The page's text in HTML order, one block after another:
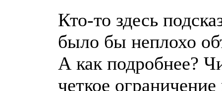
Кто-то здесь
было бы неплохо
А как подробнее?
четкое